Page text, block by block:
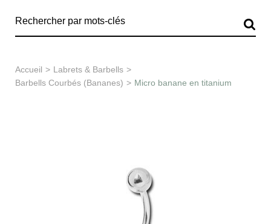
Découvrir la collection
Accueil > Labrets & Barbells >
Barbells Courbés (Bananes) > Micro banane en titanium